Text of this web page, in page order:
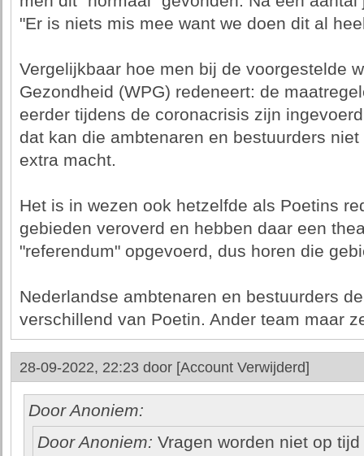
"Er is niets mis mee want we doen dit al
Vergelijkbaar hoe men bij de voorgestelde
Gezondheid (WPG) redeneert: de
eerder tijdens de coronacrisis zijn
dat kan die ambtenaren en bestuurders
extra macht.
Het is in wezen ook hetzelfde als Poetins
gebieden veroverd en hebben daar een
"referendum" opgevoerd, dus horen die
Nederlandse ambtenaren en bestuurders
verschillend van Poetin. Ander team maar
28-09-2022, 22:23 door [Account Verwijderd]
Door Anoniem:
Door Anoniem: Vragen worden niet op